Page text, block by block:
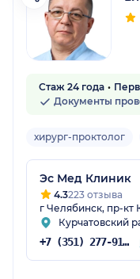
Стаж 24 года
Документы
хирург-проктолог
Эс Мед Клиник
4.3223 отзыва
г Челябинск, пр-
Курчатовский
+7 (351) 277-91-64